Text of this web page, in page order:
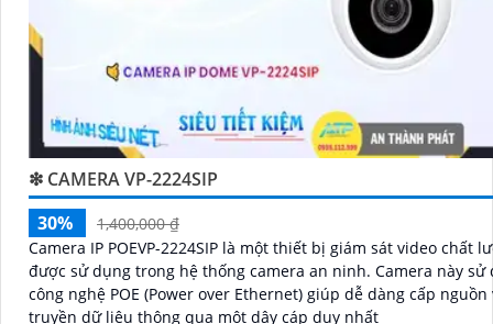
❇ CAMERA VP-2224SIP
30%
1,400,000 ₫
Camera IP POEVP-2224SIP là một thiết bị giám sát video chất
được sử dụng trong hệ thống camera an ninh. Camera này sử dụng
công nghệ POE (Power over Ethernet) giúp dễ dàng cấp nguồn
truyền dữ liệu thông qua một dây cáp duy nhất